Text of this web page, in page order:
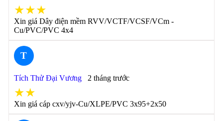
★★★
Xin giá Dây điện mềm RVV/VCTF/VCSF/VCm -
Cu/PVC/PVC 4x4
T
Tích Thử Đại Vương 2 tháng trước
★★
Xin giá cáp cxv/yjv-Cu/XLPE/PVC 3x95+2x50